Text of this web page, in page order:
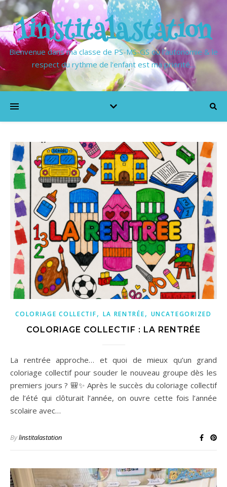
1institalastation
Bienvenue dans ma classe de PS-MS-GS où l'autonomie & le
respect du rythme de l'enfant est ma priorité…
COLORIAGE COLLECTIF, LA RENTRÉE, UNCATEGORIZED
COLORIAGE COLLECTIF : LA RENTRÉE
La rentrée approche… et quoi de mieux qu’un grand
coloriage collectif pour souder le nouveau groupe dès les
premiers jours ? 🎒✨ Après le succès du coloriage collectif
de l’été qui clôturait l’année, on ouvre cette fois l’année
scolaire avec…
Bylinstitalastation